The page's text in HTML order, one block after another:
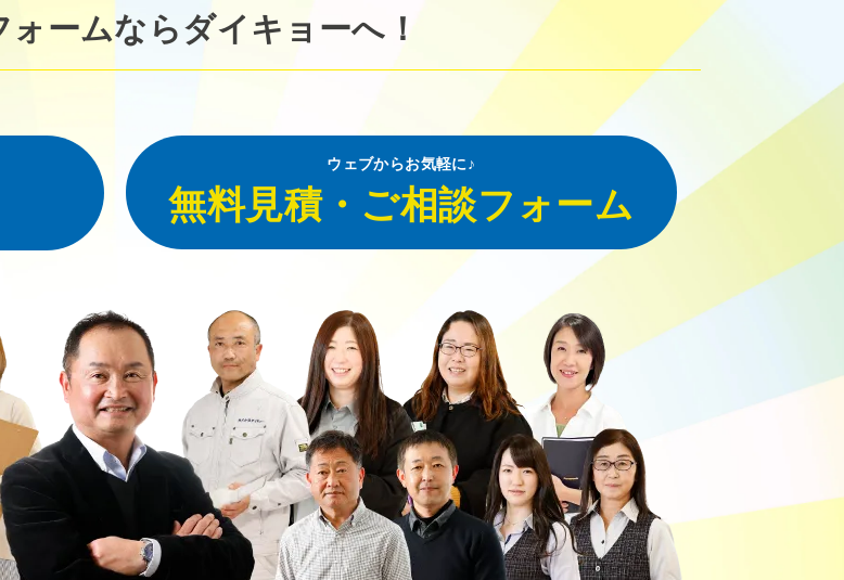
ォームならダイキョーへ！
ウェブからお気軽に♪
無料見積・ご相談フォーム